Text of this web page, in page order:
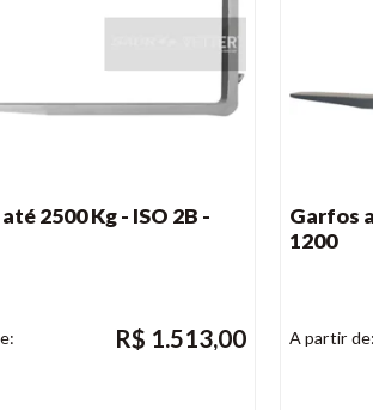
2500 Kg - ISO 2B -
R$ 1.513,00
Garfos
1200